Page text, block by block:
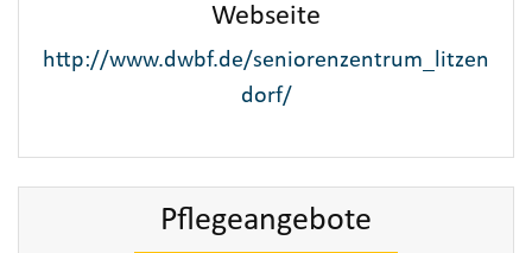
Webseite
http://www.dwbf.de/seniorenzentrum_litzen
dorf/
Pflegeangebote